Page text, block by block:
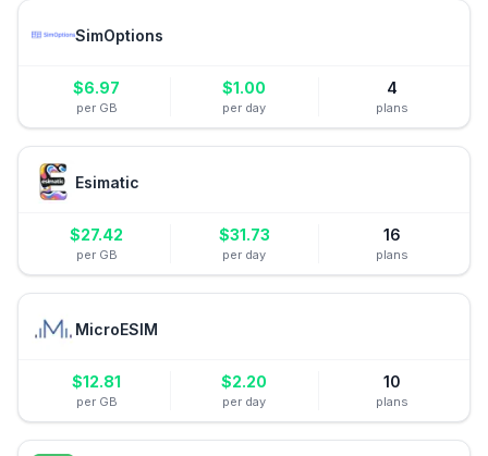
SimOptions
$6.97
per GB
$1.00
per day
4
plans
Esimatic
$27.42
per GB
$31.73
per day
16
plans
MicroESIM
$12.81
per GB
$2.20
per day
10
plans